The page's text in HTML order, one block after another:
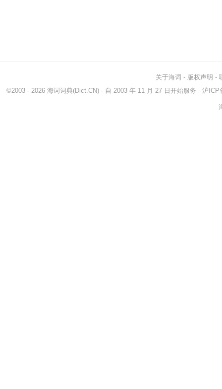
关于海词 - 版权声明 -
©2003 - 2026 海词词典(Dict.CN) - 自 2003 年 11 月 27 日开始服务 沪ICP